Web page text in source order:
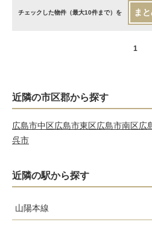
チェックした物件（最大10件まで）を ま
1
近隣の市区郡から探す
広島市中区広島市東区広島市南区広
呉市
近隣の駅から探す
山陽本線